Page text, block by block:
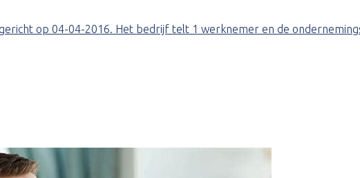
op 04-04-2016. Het bedrijf telt 1 werknemer en de